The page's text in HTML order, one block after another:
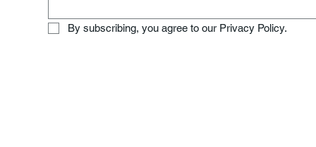
By subscribing, you agree to our Privacy Policy.